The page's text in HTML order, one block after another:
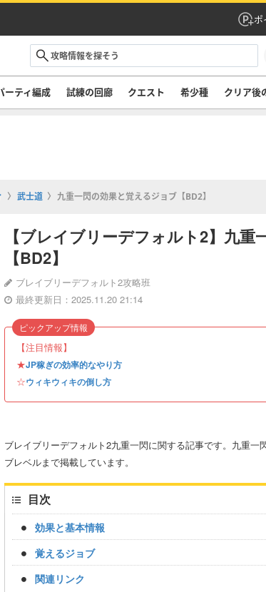
ポ
ーティ編成 試練の回廊 クエスト 希少種 クリア後
武士道 九重一閃の効果と覚えるジョブ【BD2】
【ブレイブリーデフォルト2】九
【BD2】
ブレイブリーデフォルト2攻略班
最終更新日：2025.11.20 21:14
【注目情報】
★JP稼ぎの効率的なやり方
☆ウィキウィキの倒し方
ピックアップ情報
ブレイブリーデフォルト2九重一閃に関する記事です。九重一
ブレベルまで掲載しています。
目次
効果と基本情報
覚えるジョブ
関連リンク